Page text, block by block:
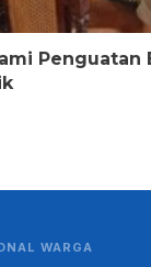
Penguatan
WARGA